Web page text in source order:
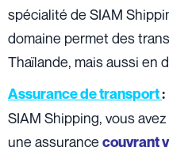
spécialité de SIAM
domaine permet des
Thaïlande, mais aussi en
Assurance de transport:
SIAM Shipping, vous
une assurance couvrant